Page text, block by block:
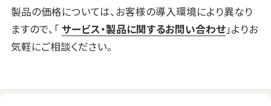
製品の価格については、お客様の導入環境により異なり
ますので、「 サービス・製品に関するお問い合わせ」よりお
気軽にご相談ください。